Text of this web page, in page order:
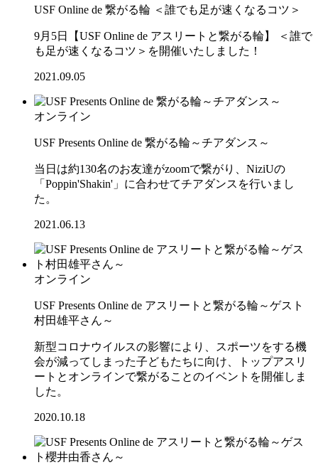
USF Online de 繋がる輪 ＜誰でも足が速くなるコツ＞
9月5日【USF Online de アスリートと繋がる輪】 ＜誰で
も足が速くなるコツ＞を開催いたしました！
2021.09.05
オンライン
USF Presents Online de 繋がる輪～チアダンス～
当日は約130名のお友達がzoomで繋がり、NiziUの
「Poppin'Shakin'」に合わせてチアダンスを行いまし
た。
2021.06.13
オンライン
USF Presents Online de アスリートと繋がる輪～ゲスト
村田雄平さん～
新型コロナウイルスの影響により、スポーツをする機
会が減ってしまった子どもたちに向け、トップアスリ
ートとオンラインで繋がることのイベントを開催しま
した。
2020.10.18